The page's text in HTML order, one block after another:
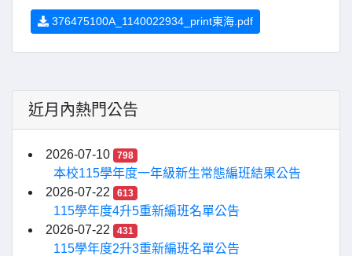
376475100A_1140022934_print東海.pdf
近月內熱門公告
2026-07-10 798
本校115學年度一年級新生常態編班結果公告
2026-07-22
613
115學年度4升5重新編班名單公告
2026-07-22
431
115學年度2升3重新編班名單公告